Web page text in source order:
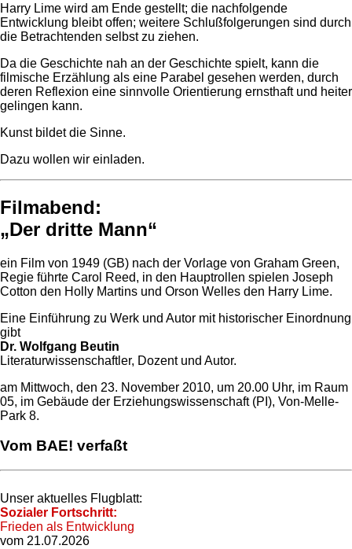
Harry Lime wird am Ende gestellt; die nachfolgende
Entwicklung bleibt offen; weitere Schlußfolgerungen sind durch
die Betrachtenden selbst zu ziehen.
Da die Geschichte nah an der Geschichte spielt, kann die
filmische Erzählung als eine Parabel gesehen werden, durch
deren Reflexion eine sinnvolle Orientierung ernsthaft und heiter
gelingen kann.
Kunst bildet die Sinne.
Dazu wollen wir einladen.
Filmabend:
„Der dritte Mann“
ein Film von 1949 (GB) nach der Vorlage von Graham Green,
Regie führte Carol Reed, in den Hauptrollen spielen Joseph
Cotton den Holly Martins und Orson Welles den Harry Lime.
Eine Einführung zu Werk und Autor mit historischer Einordnung
gibt
Dr. Wolfgang Beutin
Literaturwissenschaftler, Dozent und Autor.
am Mittwoch, den 23. November 2010, um 20.00 Uhr, im Raum
05, im Gebäude der Erziehungswissenschaft (PI), Von-Melle-
Park 8.
Vom BAE! verfaßt
Unser aktuelles Flugblatt:
Sozialer Fortschritt:
Frieden als Entwicklung
vom 21.07.2026